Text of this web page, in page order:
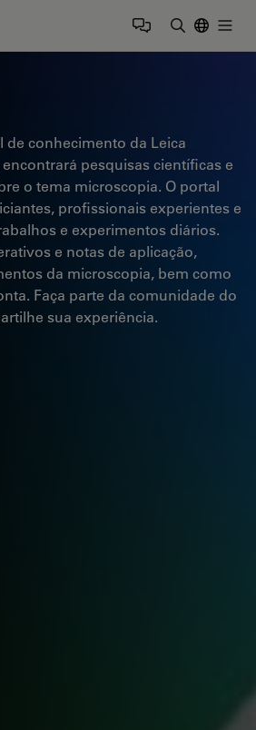
conhecimento da Leica
pesquisas científicas e
o tema microscopia. O portal
profissionais experientes e
e experimentos diários.
e notas de aplicação,
da microscopia, bem como
Faça parte da comunidade do
sua experiência.